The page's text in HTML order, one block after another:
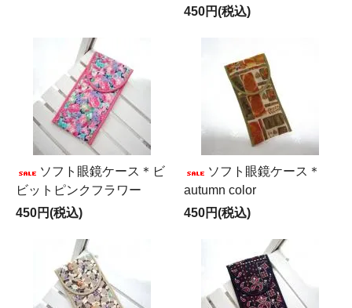
450円(税込)
ソフト眼鏡ケース＊ビ
ビットピンクフラワー
450円(税込)
ソフト眼鏡ケース＊
autumn color
450円(税込)